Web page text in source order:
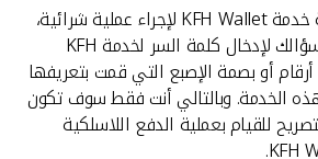
في كل مرة تستخدمة خدمة KFH Wallet لإجراء عملية شرائية،
للمصادفة سوف يتم سؤالك لإدخال كلمة السر لخدمة KFH
Wallet المكونة من 4 أرقام أو بصمة الإصبع التي قمت بتعريفها
الخدمة. وبالتالي أنت فقط سوف تكون
للقيام بعملية الدفع اللاسلكية